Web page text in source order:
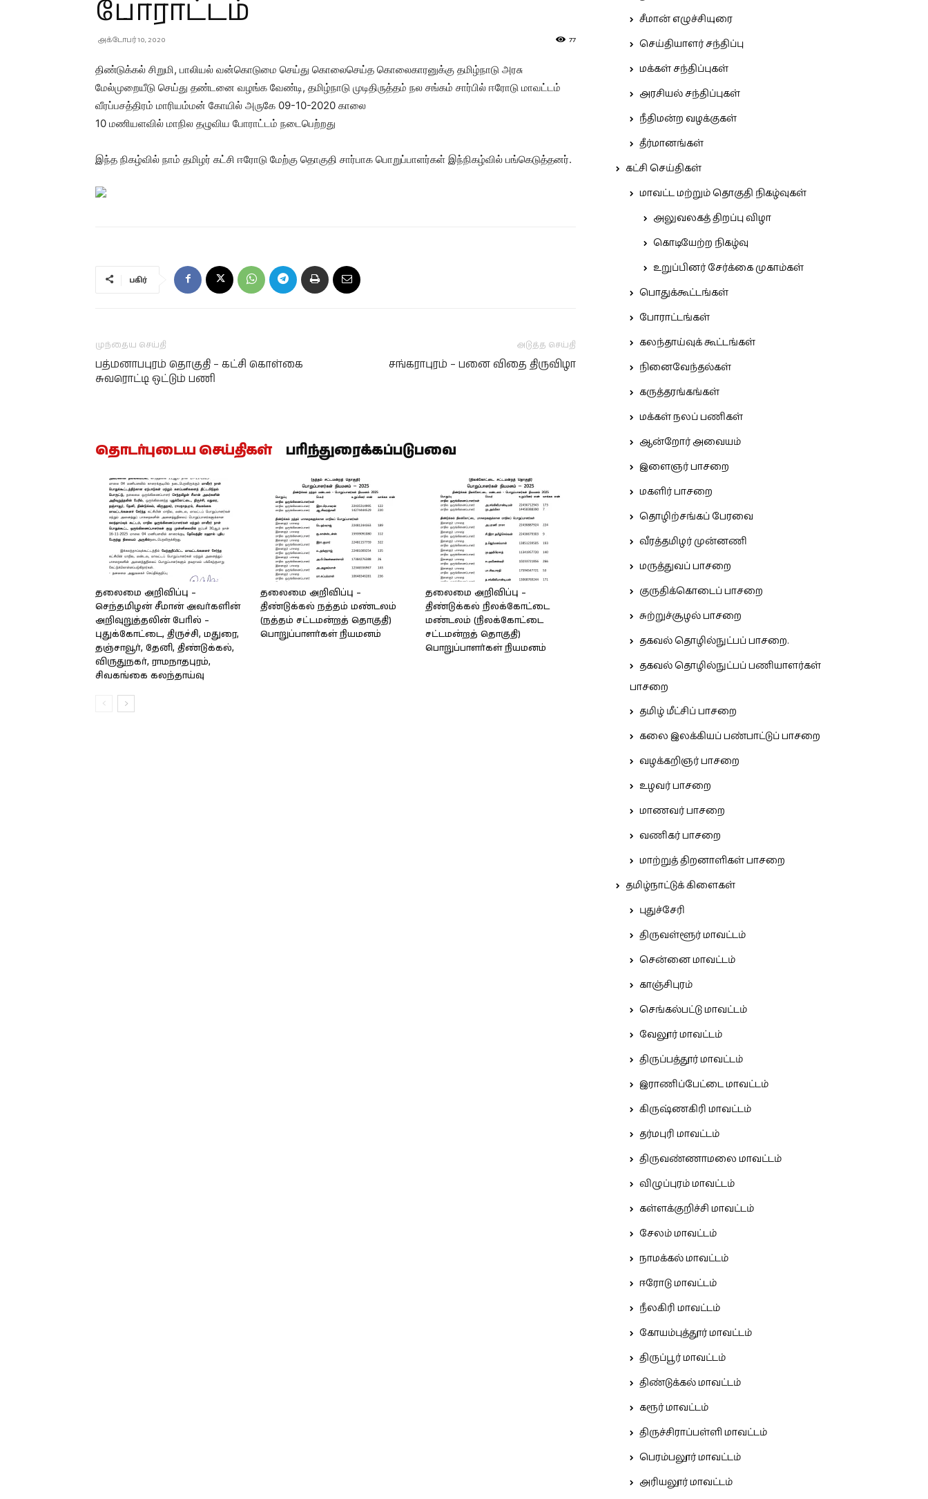
போராட்டம்
அக்டோபர் 10, 2020 77
திண்டுக்கல் சிறுமி, பாலியல் வன்கொடுமை செய்து கொலைசெய்த கொலைகாரனுக்கு தமிழ்நாடு அரசு
மேல்முறையீடு செய்து தண்டனை வழங்க வேண்டி, தமிழ்நாடு முடிதிருத்தம் நல சங்கம் சார்பில் ஈரோடு மாவட்டம்
வீரப்பசத்திரம் மாரியம்மன் கோயில் அருகே 09-10-2020 காலை
10 மணியளவில் மாநில தழுவிய போராட்டம் நடைபெற்றது
இந்த நிகழ்வில் நாம் தமிழர் கட்சி ஈரோடு மேற்கு தொகுதி சார்பாக பொறுப்பாளர்கள் இந்நிகழ்வில் பங்கெடுத்தனர்.
பகிர்
முந்தைய செய்தி
பத்மனாபபுரம் தொகுதி – கட்சி கொள்கை
சுவரொட்டி ஒட்டும் பணி
அடுத்த செய்தி
சங்கராபுரம் – பனை விதை திருவிழா
தொடர்புடைய செய்திகள் பரிந்துரைக்கப்படுபவை
தலைமை அறிவிப்பு –
செந்தமிழன் சீமான் அவர்களின்
அறிவுறுத்தலின் பேரில் –
புதுக்கோட்டை, திருச்சி, மதுரை,
தஞ்சாவூர், தேனி, திண்டுக்கல்,
விருதுநகர், ராமநாதபுரம்,
சிவகங்கை கலந்தாய்வு
தலைமை அறிவிப்பு –
திண்டுக்கல் நத்தம் மண்டலம்
(நத்தம் சட்டமன்றத் தொகுதி)
பொறுப்பாளர்கள் நியமனம்
தலைமை அறிவிப்பு –
திண்டுக்கல் நிலக்கோட்டை
மண்டலம் (நிலக்கோட்டை
சட்டமன்றத் தொகுதி)
பொறுப்பாளர்கள் நியமனம்
சீமான் எழுச்சியுரை
செய்தியாளர் சந்திப்பு
மக்கள் சந்திப்புகள்
அரசியல் சந்திப்புகள்
நீதிமன்ற வழக்குகள்
தீர்மானங்கள்
கட்சி செய்திகள்
மாவட்ட மற்றும் தொகுதி நிகழ்வுகள்
அலுவலகத் திறப்பு விழா
கொடியேற்ற நிகழ்வு
உறுப்பினர் சேர்க்கை முகாம்கள்
பொதுக்கூட்டங்கள்
போராட்டங்கள்
கலந்தாய்வுக் கூட்டங்கள்
நினைவேந்தல்கள்
கருத்தரங்கங்கள்
மக்கள் நலப் பணிகள்
ஆன்றோர் அவையம்
இளைஞர் பாசறை
மகளிர் பாசறை
தொழிற்சங்கப் பேரவை
வீரத்தமிழர் முன்னணி
மருத்துவப் பாசறை
குருதிக்கொடைப் பாசறை
சுற்றுச்சூழல் பாசறை
தகவல் தொழில்நுட்பப் பாசறை.
தகவல் தொழில்நுட்பப் பணியாளர்கள்
பாசறை
தமிழ் மீட்சிப் பாசறை
கலை இலக்கியப் பண்பாட்டுப் பாசறை
வழக்கறிஞர் பாசறை
உழவர் பாசறை
மாணவர் பாசறை
வணிகர் பாசறை
மாற்றுத் திறனாளிகள் பாசறை
தமிழ்நாட்டுக் கிளைகள்
புதுச்சேரி
திருவள்ளூர் மாவட்டம்
சென்னை மாவட்டம்
காஞ்சிபுரம்
செங்கல்பட்டு மாவட்டம்
வேலூர் மாவட்டம்
திருப்பத்தூர் மாவட்டம்
இராணிப்பேட்டை மாவட்டம்
கிருஷ்ணகிரி மாவட்டம்
தர்மபுரி மாவட்டம்
திருவண்ணாமலை மாவட்டம்
விழுப்புரம் மாவட்டம்
கள்ளக்குறிச்சி மாவட்டம்
சேலம் மாவட்டம்
நாமக்கல் மாவட்டம்
ஈரோடு மாவட்டம்
நீலகிரி மாவட்டம்
கோயம்புத்தூர் மாவட்டம்
திருப்பூர் மாவட்டம்
திண்டுக்கல் மாவட்டம்
கரூர் மாவட்டம்
திருச்சிராப்பள்ளி மாவட்டம்
பெரம்பலூர் மாவட்டம்
அரியலூர் மாவட்டம்